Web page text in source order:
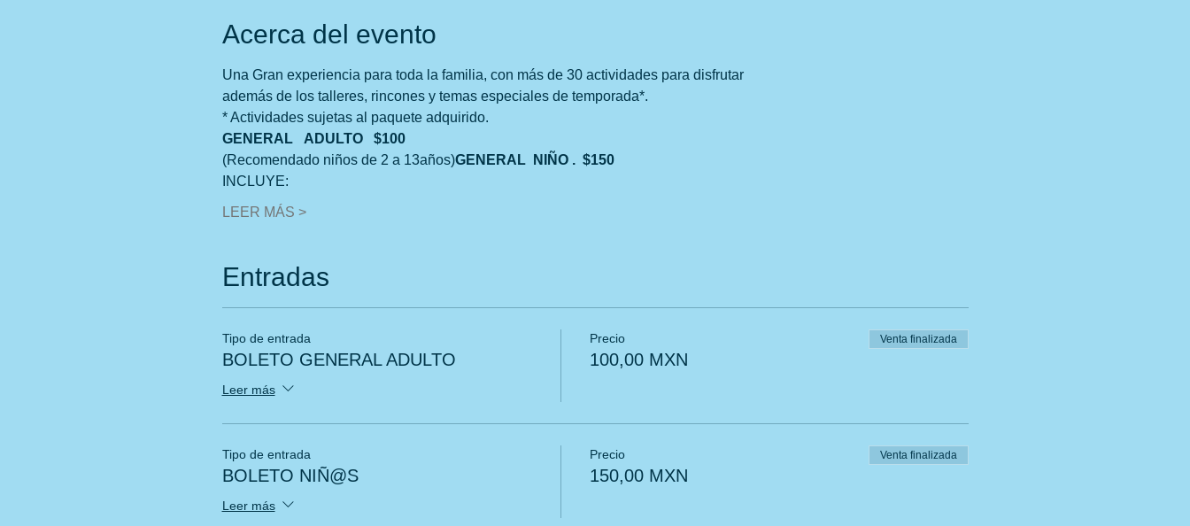
Acerca del evento
Una Gran experiencia para toda la familia, con más de 30 actividades para disfrutar
además de los talleres, rincones y temas especiales de temporada*.
* Actividades sujetas al paquete adquirido.
GENERAL   ADULTO   $100
(Recomendado niños de 2 a 13años)GENERAL  NIÑO .  $150
INCLUYE:
LEER MÁS >
Entradas
Tipo de entrada
BOLETO GENERAL ADULTO
Leer más
Precio
100,00 MXN
Venta finalizada
Tipo de entrada
BOLETO NIÑ@S
Leer más
Precio
150,00 MXN
Venta finalizada